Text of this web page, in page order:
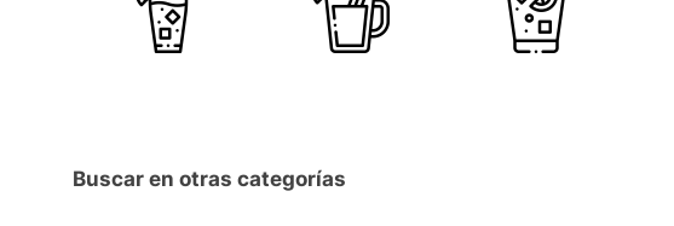
Buscar en otras categorías